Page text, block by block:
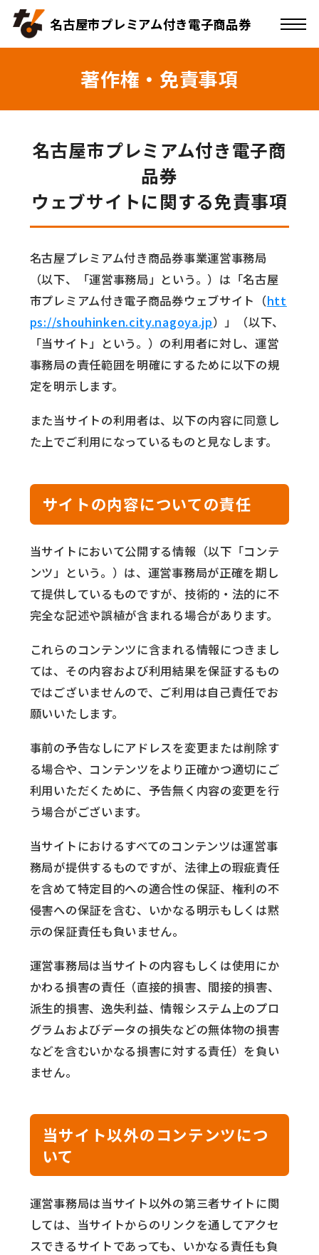
名古屋市プレミアム付き電子商品券
著作権・免責事項
名古屋市プレミアム付き電子商
品券
ウェブサイトに関する免責事項
名古屋プレミアム付き商品券事業運営事務局
（以下、「運営事務局」という。）は「名古屋
市プレミアム付き電子商品券ウェブサイト（htt
ps://shouhinken.city.nagoya.jp）」（以下、
「当サイト」という。）の利用者に対し、運営
事務局の責任範囲を明確にするために以下の規
定を明示します。
また当サイトの利用者は、以下の内容に同意し
た上でご利用になっているものと見なします。
サイトの内容についての責任
当サイトにおいて公開する情報（以下「コンテ
ンツ」という。）は、運営事務局が正確を期し
て提供しているものですが、技術的・法的に不
完全な記述や誤植が含まれる場合があります。
これらのコンテンツに含まれる情報につきまし
ては、その内容および利用結果を保証するもの
ではございませんので、ご利用は自己責任でお
願いいたします。
事前の予告なしにアドレスを変更または削除す
る場合や、コンテンツをより正確かつ適切にご
利用いただくために、予告無く内容の変更を行
う場合がございます。
当サイトにおけるすべてのコンテンツは運営事
務局が提供するものですが、法律上の瑕疵責任
を含めて特定目的への適合性の保証、権利の不
侵害への保証を含む、いかなる明示もしくは黙
示の保証責任も負いません。
運営事務局は当サイトの内容もしくは使用にか
かわる損害の責任（直接的損害、間接的損害、
派生的損害、逸失利益、情報システム上のプロ
グラムおよびデータの損失などの無体物の損害
などを含むいかなる損害に対する責任）を負い
ません。
当サイト以外のコンテンツにつ
いて
運営事務局は当サイト以外の第三者サイトに関
しては、当サイトからのリンクを通してアクセ
スできるサイトであっても、いかなる責任も負